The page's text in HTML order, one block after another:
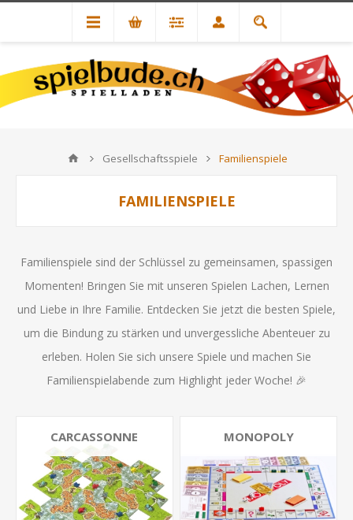
Gesellschaftsspiele Familienspiele
FAMILIENSPIELE
Familienspiele sind der Schlüssel zu gemeinsamen, spassigen
Momenten! Bringen Sie mit unseren Spielen Lachen, Lernen
und Liebe in Ihre Familie. Entdecken Sie jetzt die besten Spiele,
um die Bindung zu stärken und unvergessliche Abenteuer zu
erleben. Holen Sie sich unsere Spiele und machen Sie
Familienspielabende zum Highlight jeder Woche! 🎉
CARCASSONNE MONOPOLY